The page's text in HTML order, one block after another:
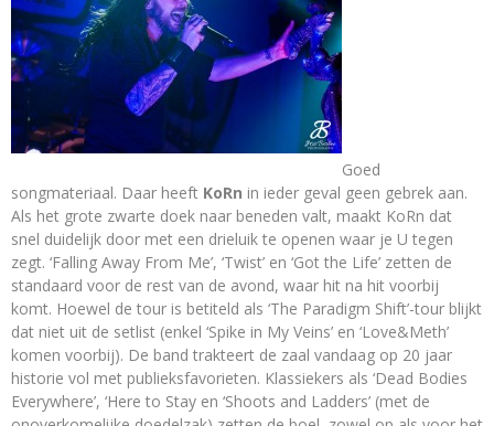
Goed
songmateriaal. Daar heeft KoRn in ieder geval geen gebrek aan.
Als het grote zwarte doek naar beneden valt, maakt KoRn dat
snel duidelijk door met een drieluik te openen waar je U tegen
zegt. ‘Falling Away From Me’, ‘Twist’ en ‘Got the Life’ zetten de
standaard voor de rest van de avond, waar hit na hit voorbij
komt. Hoewel de tour is betiteld als ‘The Paradigm Shift’-tour blijkt
dat niet uit de setlist (enkel ‘Spike in My Veins’ en ‘Love&Meth’
komen voorbij). De band trakteert de zaal vandaag op 20 jaar
historie vol met publieksfavorieten. Klassiekers als ‘Dead Bodies
Everywhere’, ‘Here to Stay en ‘Shoots and Ladders’ (met de